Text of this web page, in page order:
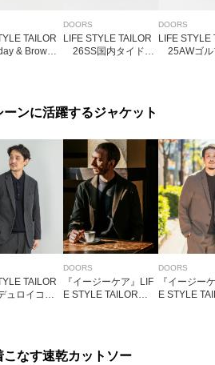
TAILOR
& Brown
DOORS
LIFE STYLE TAILOR
26SS国内タイドッ
DOORS
LIFE STYLE
25AWゴル
ンに活躍するジャケット
TAILOR
ュロイコン
DOORS
『イージーケア』LIF
E STYLE TAILOR 4
DOORS
『イージー
E STYLE
こなす速乾カットソー